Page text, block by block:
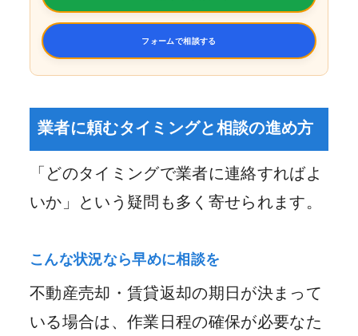
フォームで相談する
業者に頼むタイミングと相談の進め方
「どのタイミングで業者に連絡すればよ
いか」という疑問も多く寄せられます。
こんな状況なら早めに相談を
不動産売却・賃貸返却の期日が決まって
いる場合は、作業日程の確保が必要なた